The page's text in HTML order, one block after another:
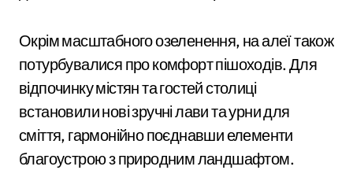
Окрім масштабного озеленення, на алеї також
потурбувалися про комфорт пішоходів. Для
відпочинку містян та гостей столиці
встановили нові зручні лави та урни для
сміття, гармонійно поєднавши елементи
благоустрою з природним ландшафтом.